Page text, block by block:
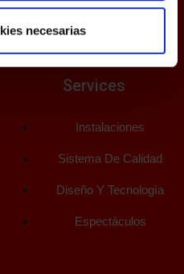
necesarias
Services
Instalaciones
Sistema De Calidad
Diseño Y Tecnología
Espectáculos